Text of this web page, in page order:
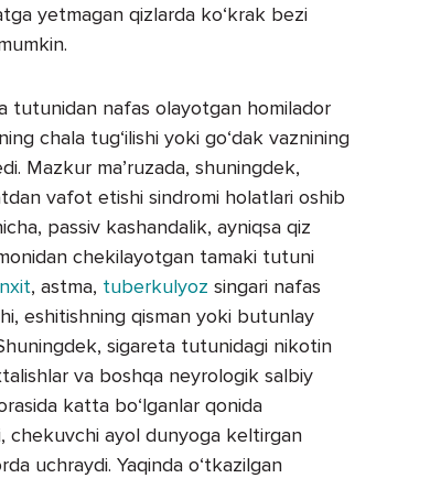
yetmagan qizlarda ko‘krak bezi
tutunidan nafas olayotgan homilador
chala tug‘ilishi yoki go‘dak vaznining
Mazkur ma’ruzada, shuningdek,
vafot etishi sindromi holatlari oshib
passiv kashandalik, ayniqsa qiz
chekilayotgan tamaki tutuni
, astma, tuberkulyoz singari nafas
eshitishning qisman yoki butunlay
sigareta tutunidagi nikotin
va boshqa neyrologik salbiy
katta bo‘lganlar qonida
chekuvchi ayol dunyoga keltirgan
uchraydi. Yaqinda o‘tkazilgan